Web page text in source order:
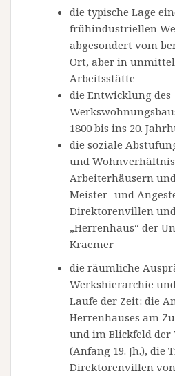
die typische Lage
frühindustriellen
abgesondert vom
Ort, aber in
Arbeitsstätte
die Entwicklung des
1800 bis ins 20.
die soziale
und
Arbeiterhäusern
Meister- und
Direktorenvillen
„Herrenhaus“ der
Kraemer
die räumliche
Werkshierarchie
Laufe der Zeit: die
Herrenhauses am
und im Blickfeld der
(Anfang 19. Jh.), die
Direktorenvillen